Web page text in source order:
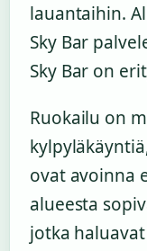
lauantaihin.
Sky Bar
Sky Bar on
Ruokailu on
ovat avoinna
alueesta
jotka